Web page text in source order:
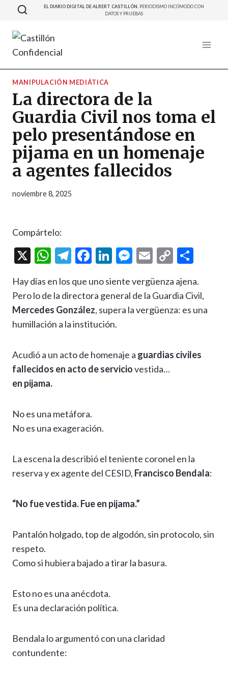
Saltar
contenido
EL DIARIO DIGITAL DE ALBERT CASTILLÓN. PERIODISMO INCÓMODO CON
DATOS Y PRUEBAS
MANIPULACIÓN MEDIÁTICA
La directora de la
Guardia Civil nos toma el
pelo presentándose en
pijama en un homenaje
a agentes fallecidos
noviembre 8, 2025
Compártelo:
X
W
at
s
A
p
T
e
gr
a
F
e
b
o
k
Li
ke
dI
n
M
se
n
E
ai
l
C
p
y
k
m
p
r
Hay días en los que uno siente vergüenza ajena.
Pero lo de la directora general de la Guardia Civil,
Mercedes González, supera la vergüenza: es una
humillación a la institución.
Acudió a un acto de homenaje a guardias civiles
fallecidos en acto de serviciovestida…
en pijama.
No es una metáfora.
No es una exageración.
La escena la describió el teniente coronel en la
reserva y ex agente del CESID, Francisco Bendala:
“No fue vestida. Fue en pijama.”
Pantalón holgado, top de algodón, sin protocolo, sin
respeto.
Como si hubiera bajado a tirar la basura.
Esto no es una anécdota.
Es una declaración política.
Bendala lo argumentó con una claridad
contundente: